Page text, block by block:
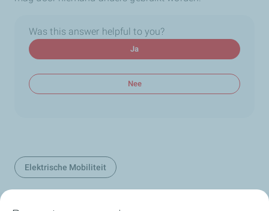
Was this answer helpful to you?
Ja
Nee
Elektrische Mobiliteit